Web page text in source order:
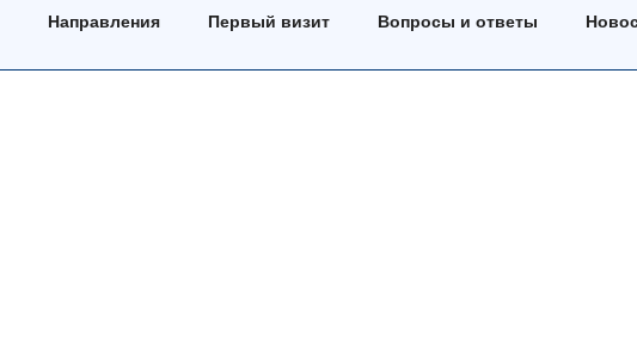
Направления Первый визит Вопросы и ответы